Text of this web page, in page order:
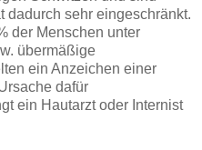
dadurch sehr eingeschränkt.
der Menschen unter
übermäßige
ein Anzeichen einer
dafür
ein Hautarzt oder Internist